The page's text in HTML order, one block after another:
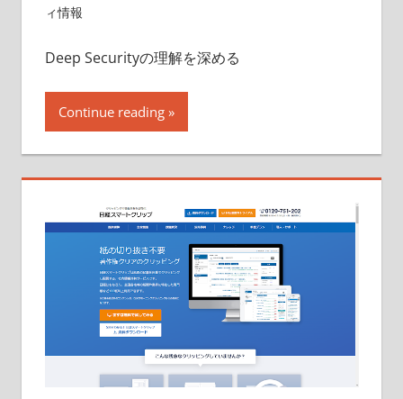
ィ情報
Deep Securityの理解を深める
Continue reading